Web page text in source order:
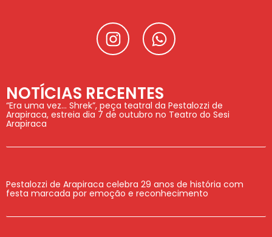
NOTÍCIAS RECENTES
“Era uma vez… Shrek”, peça teatral da Pestalozzi de
Arapiraca, estreia dia 7 de outubro no Teatro do Sesi
Arapiraca
Pestalozzi de Arapiraca celebra 29 anos de história com
festa marcada por emoção e reconhecimento